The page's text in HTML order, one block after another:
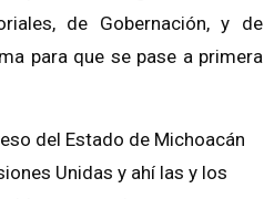
de Gobernación, y de
para que se pase a primera
del Estado de Michoacán
Unidas y ahí las y los